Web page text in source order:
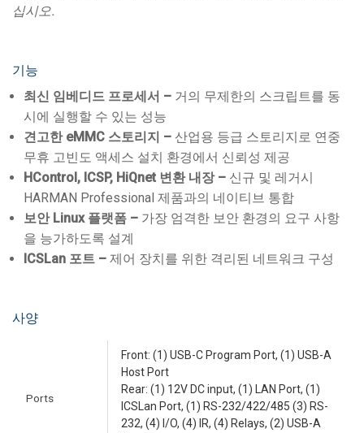
십시오.
기능
최신 임베디드 프로세서 – 거의 무제한의 스크립트를 동
시에 실행할 수 있는 성능
견고한 eMMC 스토리지 – 산업용 등급 스토리지로 연중
무휴 고빈도 액세스 설치 환경에서 신뢰성 제공
HControl, ICSP, HiQnet 변환 내장 – 신규 및 레거시
HARMAN Professional 제품과의 네이티브 통합
보안 Linux 플랫폼 – 가장 엄격한 보안 환경의 요구 사항
을 능가하도록 설계
ICSLan 포트 – 제어 장치를 위한 격리된 네트워크 구성
사양
Ports
Front: (1) USB-C Program Port, (1) USB-A
Host Port
Rear: (1) 12V DC input, (1) LAN Port, (1)
ICSLan Port, (1) RS-232/422/485 (3) RS-
232, (4) I/O, (4) IR, (4) Relays, (2) USB-A